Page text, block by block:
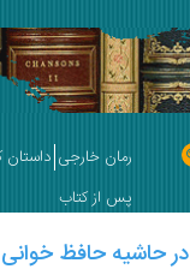
رمان خارجی داستان
پس از کتاب
در حاشیه حافظ‌